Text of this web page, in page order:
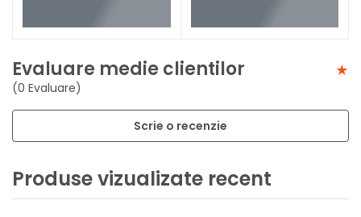
Evaluare medie clientilor
(0 Evaluare)
Scrie o recenzie
Produse vizualizate recent